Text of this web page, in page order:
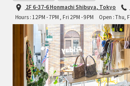
2F 6-37-6 Honmachi Shibuya, Tokyo
Hours : 12PM - 7PM , Fri 2PM - 9PM
Open : Thu,